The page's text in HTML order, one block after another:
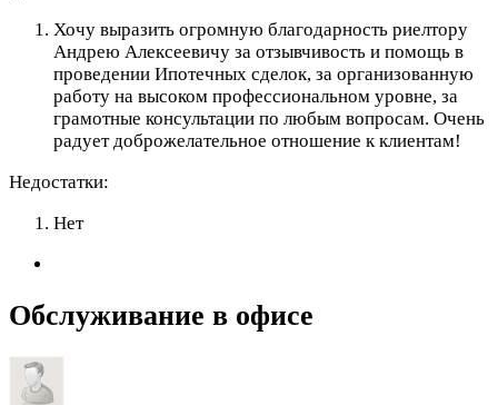
Хочу выразить огромную благодарность риелтору
Андрею Алексеевичу за отзывчивость и помощь в
проведении Ипотечных сделок, за организованную
работу на высоком профессиональном уровне, за
грамотные консультации по любым вопросам. Очень
радует доброжелательное отношение к клиентам!
Недостатки:
Нет
Обслуживание в офисе